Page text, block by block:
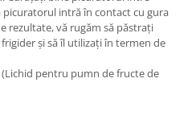
picuratorul intră în contact cu gura
rezultate, vă rugăm să păstrați
și să îl utilizați în termen de
pentru pumn de fructe de